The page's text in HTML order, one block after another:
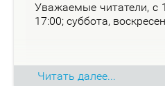
Ува­жа­е­мые чи­та­те­ли, с
17:00; суб­бо­та,
Читать далее...